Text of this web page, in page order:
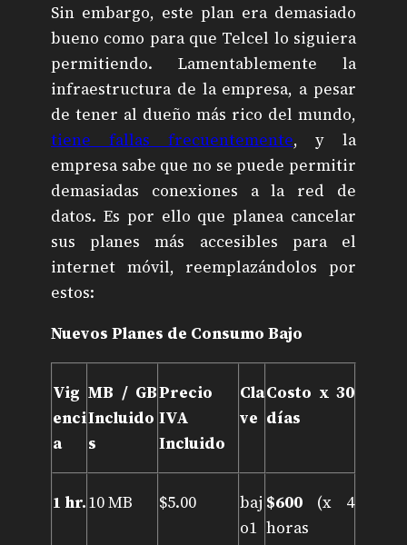
Sin embargo, este plan era demasiado
bueno como para que Telcel lo siguiera
permitiendo. Lamentablemente la
infraestructura de la empresa, a pesar
de tener al dueño más rico del mundo,
tiene fallas frecuentemente, y la
empresa sabe que no se puede permitir
demasiadas conexiones a la red de
datos. Es por ello que planea cancelar
sus planes más accesibles para el
internet móvil, reemplazándolos por
estos:
Nuevos Planes de Consumo Bajo
Vig
enci
a
MB / GB
Incluido
s
Precio
IVA
Incluido
Cla
ve
Costo x 30
días
1 hr.10 MB $5.00
baj
o1
$600 (x 4
horas